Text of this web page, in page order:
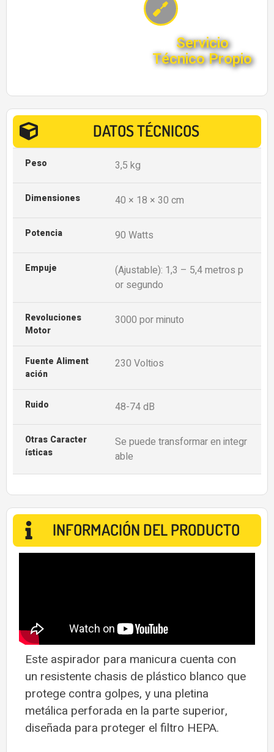
Servicio
Técnico Propio
DATOS TÉCNICOS
Peso 3,5 kg
Dimensiones 40 × 18 × 30 cm
Potencia 90 Watts
Empuje
(Ajustable): 1,3 – 5,4 metros p
or segundo
Revoluciones
Motor
3000 por minuto
Fuente Aliment
Ación
230 Voltios
Ruido 48-74 dB
Otras Caracter
Ísticas
Se puede transformar en integr
able
INFORMACIÓN DEL PRODUCTO
Este aspirador para manicura cuenta con
un resistente chasis de plástico blanco que
protege contra golpes, y una pletina
metálica perforada en la parte superior,
diseñada para proteger el filtro HEPA.